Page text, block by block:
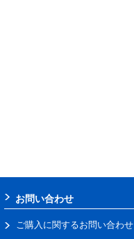
お問い合わせ
ご購入に関するお問い合わせ